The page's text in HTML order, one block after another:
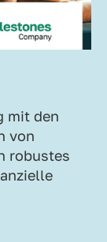
mit den
von
robustes